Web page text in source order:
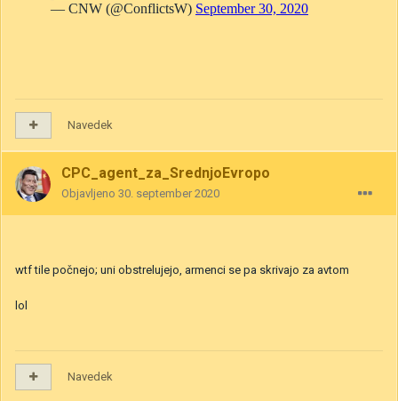
Navedek
CPC_agent_za_SrednjoEvropo
Objavljeno 30. september 2020
wtf tile počnejo; uni obstrelujejo, armenci se pa skrivajo za avtom
lol
Navedek